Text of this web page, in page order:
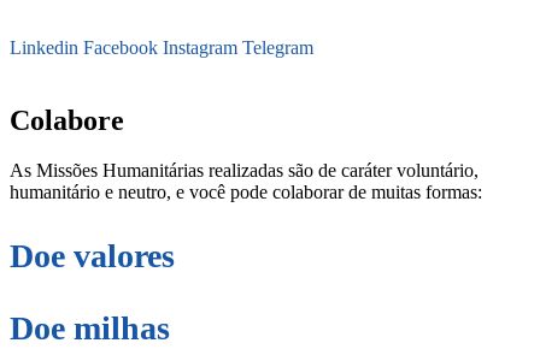
Linkedin Facebook Instagram Telegram
Colabore
As Missões Humanitárias realizadas são de caráter voluntário,
humanitário e neutro, e você pode colaborar de muitas formas:
Doe valores
Doe milhas